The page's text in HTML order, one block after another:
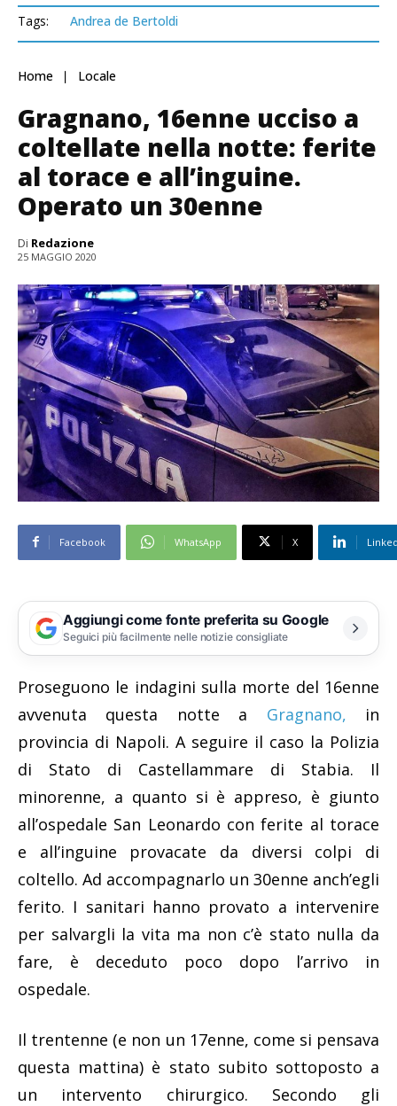
Tags: Andrea de Bertoldi
Home Locale
Gragnano, 16enne ucciso a
coltellate nella notte: ferite
al torace e all’inguine.
Operato un 30enne
Di Redazione
25 MAGGIO 2020
Facebook WhatsApp X
Aggiungi come fonte preferita su Google
Seguici più facilmente nelle notizie consigliate
Proseguono le indagini sulla morte del 16enne
avvenuta questa notte a Gragnano, in
provincia di Napoli. A seguire il caso la Polizia
di Stato di Castellammare di Stabia. Il
minorenne, a quanto si è appreso, è giunto
all’ospedale San Leonardo con ferite al torace
e all’inguine provacate da diversi colpi di
coltello. Ad accompagnarlo un 30enne anch’egli
ferito. I sanitari hanno provato a intervenire
per salvargli la vita ma non c’è stato nulla da
fare, è deceduto poco dopo l’arrivo in
ospedale.
Il trentenne (e non un 17enne, come si pensava
questa mattina) è stato subito sottoposto a
un intervento chirurgico. Secondo gli